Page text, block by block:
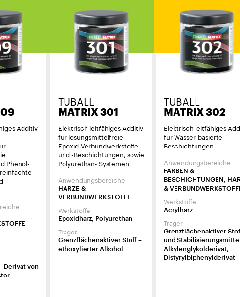
Additiv
Phenol-
Derivat von
TUBALL
MATRIX 301
Elektrisch leitfähiges Additiv
für lösungsmittelfreie
Epoxid-Verbundwerkstoffe
und -Beschichtungen, sowie
Polyurethan- Systemen
Anwendungsbereiche
HARZE &
VERBUNDWERKSTOFFE
Werkstoffe
Epoxidharz, Polyurethan
Träger
Grenzflächenaktiver Stoff –
ethoxylierter Alkohol
TUBALL
MATRIX 302
Elektrisch leitfähiges
für Wasser-basierte
Beschichtungen
Anwendungsbereiche
FARBEN &
BESCHICHTUNGEN,
&
Werkstoffe
Acrylharz
Träger
Grenzflächenaktiver
und
Alkylenglykolderivat,
Distyrylbiphenylderivat